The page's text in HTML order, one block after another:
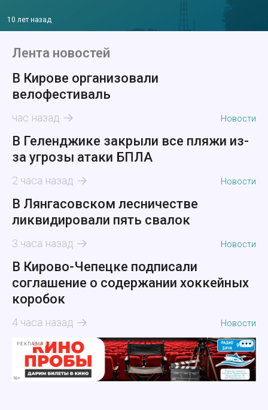
10 лет назад
Лента новостей
В Кирове организовали
велофестиваль
час назад Новости
В Геленджике закрыли все пляжи из-
за угрозы атаки БПЛА
2 часа назад Новости
В Лянгасовском лесничестве
ликвидировали пять свалок
3 часа назад Новости
В Кирово-Чепецке подписали
соглашение о содержании хоккейных
коробок
4 часа назад Новости
РЕКЛАМА